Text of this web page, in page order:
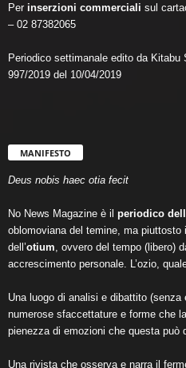
Per inserzioni commerciali sul
– 02 87382065
Periodico settimanale edito da Kitabu
997/2019 del 10/04/2019
MANIFESTO
Deus nobis haec otia fecit
No News Magazine è il periodico
oblomoviana del temine, ma piuttosto
dell’otium , ovvero del tempo (libero)
accrescimento personale. L’ozio,
Una luogo di analisi e dibattito
numerose sfaccettature e forme che
pienezza di emozioni che questa può
Una rivista che osserva e narra il